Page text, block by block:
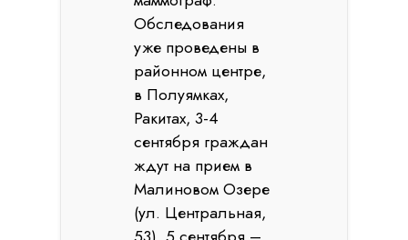
Обследования
уже проведены в
районном центре,
в Полуямках,
Ракитах, 3-4
сентября граждан
ждут на прием в
Малиновом Озере
(ул. Центральная,